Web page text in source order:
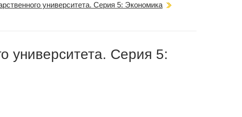
университета. Серия 5: Экономика
университета. Серия 5: